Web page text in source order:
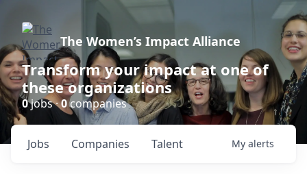
The Women’s Impact Alliance
Transform your impact at one of
these organizations
0jobs ·0companies
Jobs Companies Talent My alerts